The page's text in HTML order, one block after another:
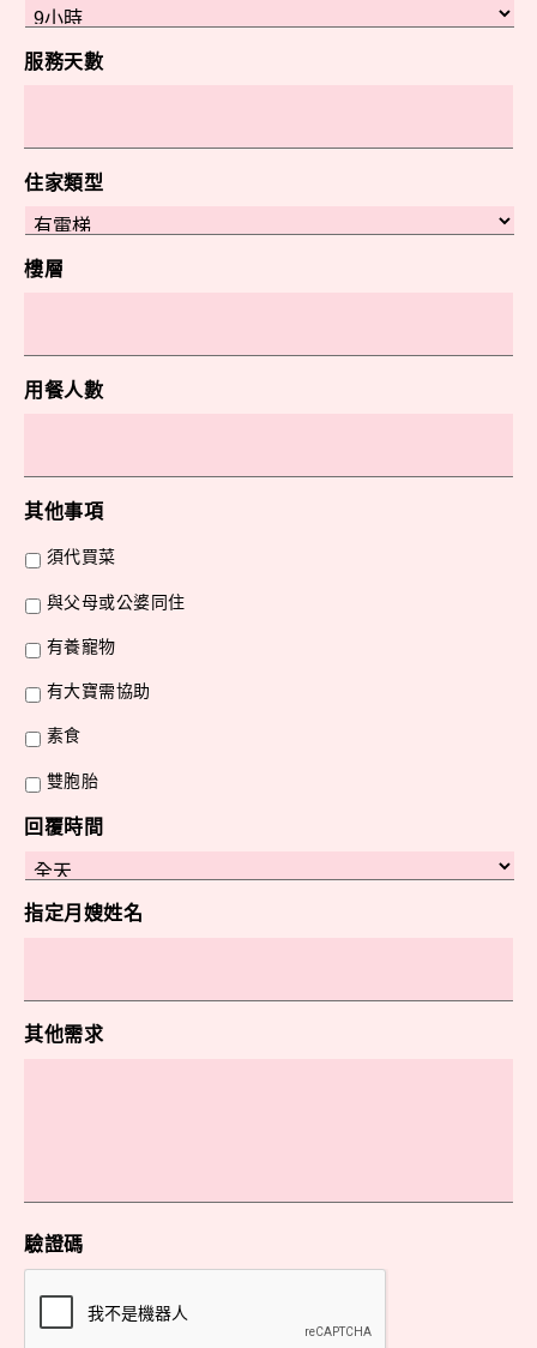
服務天數
住家類型
樓層
用餐人數
其他事項
須代買菜
與父母或公婆同住
有養寵物
有大寶需協助
素食
雙胞胎
回覆時間
指定月嫂姓名
其他需求
驗證碼